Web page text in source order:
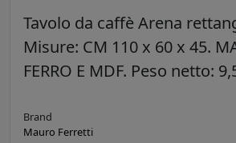
Tavolo da caffè Arena
Misure: CM 110 x 60 x 45.
FERRO E MDF. Peso netto:
Brand
Mauro Ferretti